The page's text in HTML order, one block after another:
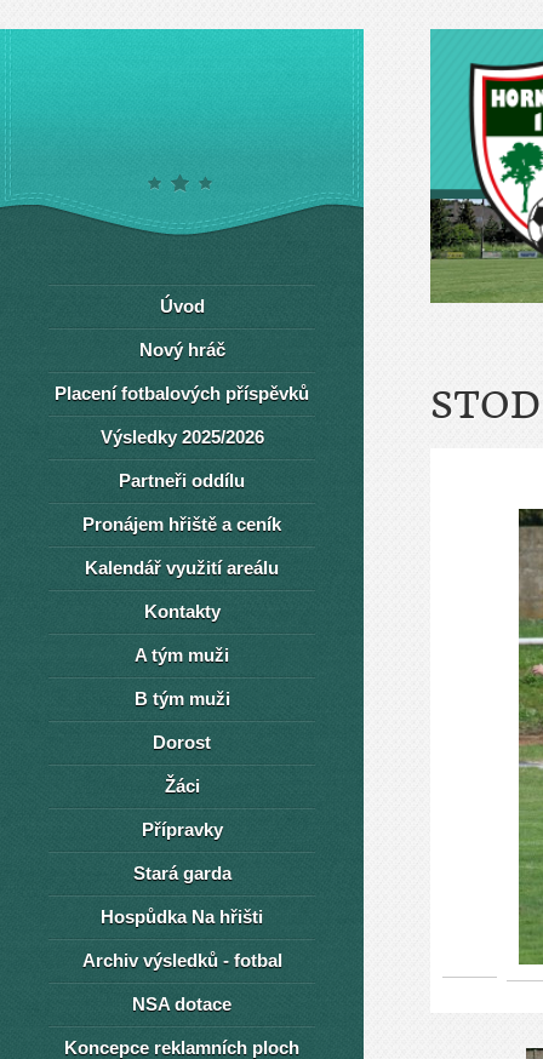
Úvod
Nový hráč
Placení fotbalových příspěvků
Výsledky 2025/2026
Partneři oddílu
Pronájem hřiště a ceník
Kalendář využití areálu
Kontakty
A tým muži
B tým muži
Dorost
Žáci
Přípravky
Stará garda
Hospůdka Na hřišti
Archiv výsledků - fotbal
NSA dotace
Koncepce reklamních ploch